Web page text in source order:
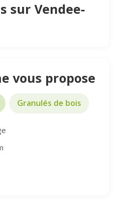
sur Vendee-
vous propose
Granulés de bois